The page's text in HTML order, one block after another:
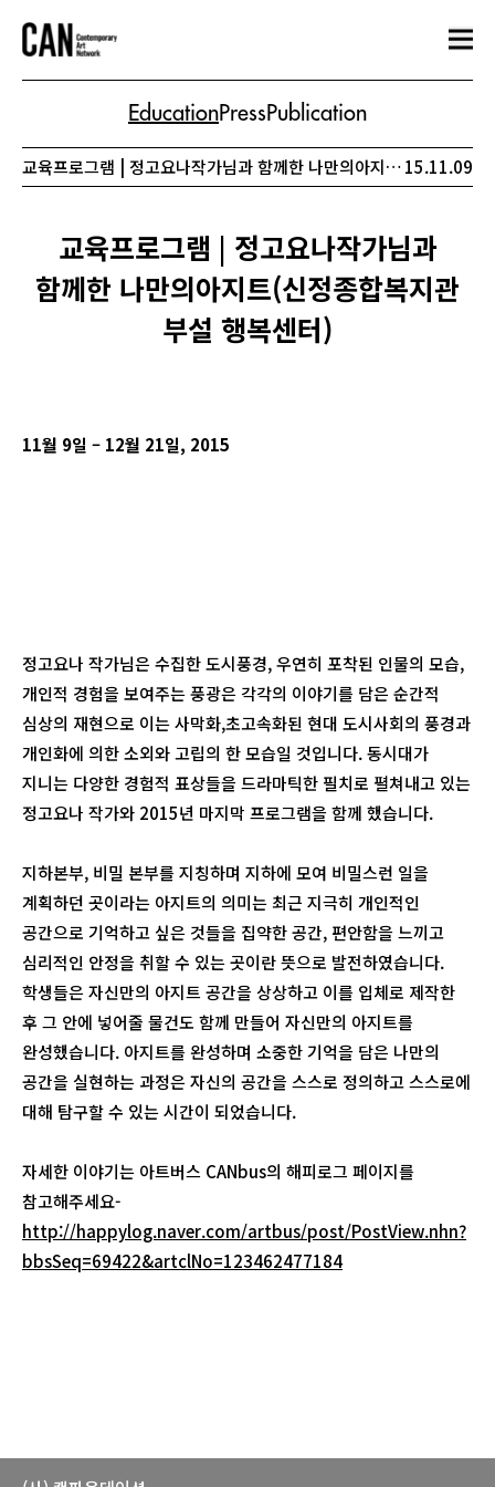
EducationPressPublication
교육프로그램 | 정고요나작가님과 함께한 나만의아지트(신정종합복지관 부설 행복센터)15.11.09
교육프로그램 | 정고요나작가님과
함께한 나만의아지트(신정종합복지관
부설 행복센터)
11월 9일 – 12월 21일, 2015
정고요나 작가님은 수집한 도시풍경, 우연히 포착된 인물의 모습,
개인적 경험을 보여주는 풍광은 각각의 이야기를 담은 순간적
심상의 재현으로 이는 사막화,초고속화된 현대 도시사회의 풍경과
개인화에 의한 소외와 고립의 한 모습일 것입니다. 동시대가
지니는 다양한 경험적 표상들을 드라마틱한 필치로 펼쳐내고 있는
정고요나 작가와 2015년 마지막 프로그램을 함께 했습니다.
지하본부, 비밀 본부를 지칭하며 지하에 모여 비밀스런 일을
계획하던 곳이라는 아지트의 의미는 최근 지극히 개인적인
공간으로 기억하고 싶은 것들을 집약한 공간, 편안함을 느끼고
심리적인 안정을 취할 수 있는 곳이란 뜻으로 발전하였습니다.
학생들은 자신만의 아지트 공간을 상상하고 이를 입체로 제작한
후 그 안에 넣어줄 물건도 함께 만들어 자신만의 아지트를
완성했습니다. 아지트를 완성하며 소중한 기억을 담은 나만의
공간을 실현하는 과정은 자신의 공간을 스스로 정의하고 스스로에
대해 탐구할 수 있는 시간이 되었습니다.
자세한 이야기는 아트버스 CANbus의 해피로그 페이지를
참고해주세요-
http://happylog.naver.com/artbus/post/PostView.nhn?
bbsSeq=69422&artclNo=123462477184